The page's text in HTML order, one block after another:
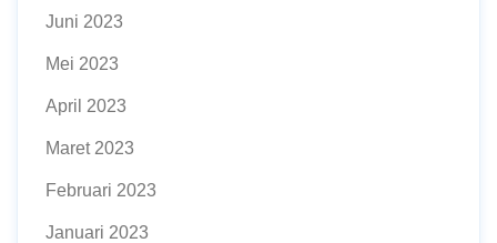
Juni 2023
Mei 2023
April 2023
Maret 2023
Februari 2023
Januari 2023